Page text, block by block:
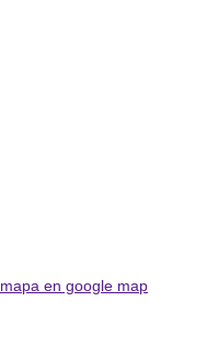
mapa en google map